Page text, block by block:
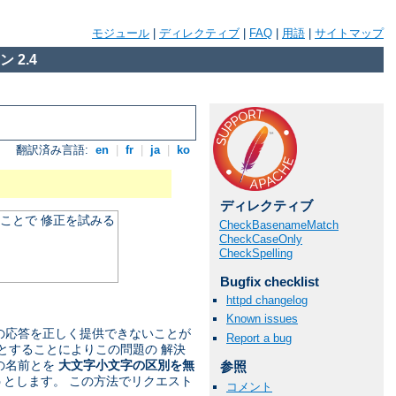
モジュール ディレクティブ FAQ 用語 サイトマップ
2.4
翻訳済み言語: en fr ja ko
とで 修正を試みる
答を正しく提供できないことが
することによりこの問題の 解決
名前とを 大文字小文字の区別を無
します。 この方法でリクエスト
ディレクティブ
CheckBasenameMatch
CheckCaseOnly
CheckSpelling
Bugfix checklist
httpd changelog
Known issues
Report a bug
参照
コメント